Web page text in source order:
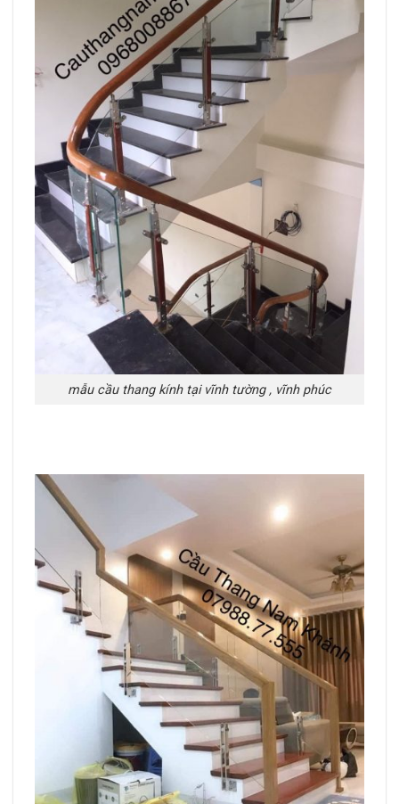
mẫu cầu thang kính tại vĩnh tường , vĩnh phúc